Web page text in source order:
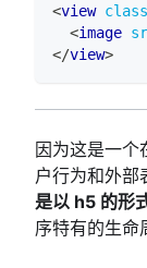
<view
<image
</view>
因为这是一个
户行为和外部
是以 h5 的形
序特有的生命